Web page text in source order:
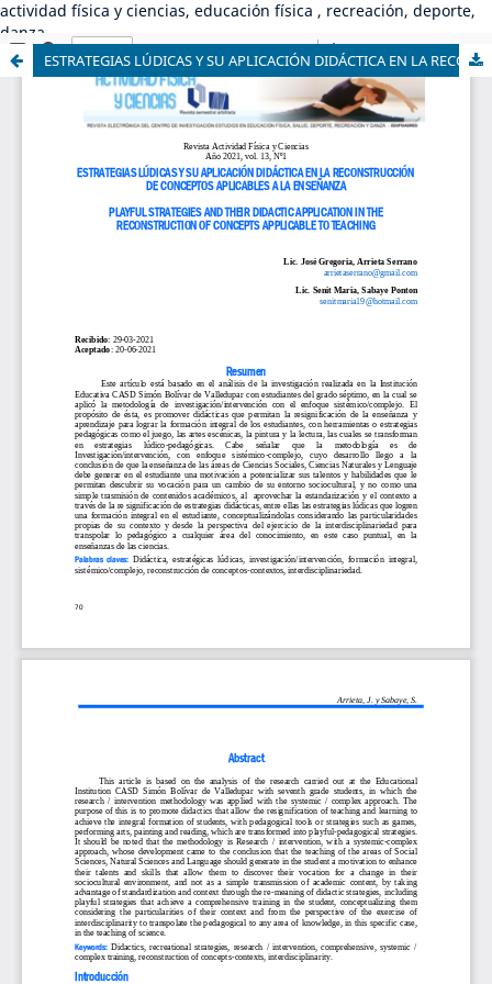
actividad física y ciencias, educación física , recreación, deporte,
danza
ESTRATEGIAS LÚDICAS Y SU APLICACIÓN DIDÁCTICA EN LA RECONSTRUCCIÓN DE CONCEPTOS APLICABLES A LA ENSEÑANZA